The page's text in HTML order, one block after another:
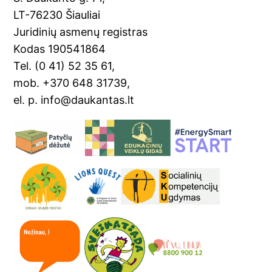
k n
sl
at
e
LT-76230 Šiauliai
Juridinių asmenų registras
Kodas 190541864
Tel. (0 41) 52 35 61,
mob. +370 648 31739,
el. p. info@daukantas.lt